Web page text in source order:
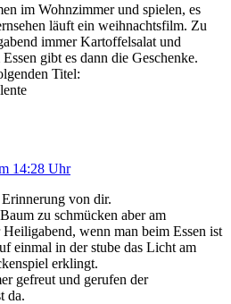
im Wohnzimmer und spielen, es
läuft ein weihnachtsfilm. Zu
immer Kartoffelsalat und
gibt es dann die Geschenke.
Titel:
14:28 Uhr
von dir.
zu schmücken aber am
Heiligabend, wenn man beim Essen ist
einmal in der stube das Licht am
erklingt.
gefreut und gerufen der
da.